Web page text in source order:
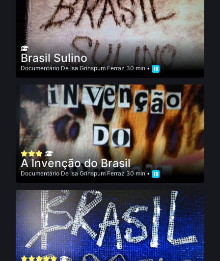
Brasil Sulino
DocumentárioDe Isa Grinspum Ferraz 30 min •
A Invenção do Brasil
DocumentárioDeIsa Grinspum Ferraz30 min •